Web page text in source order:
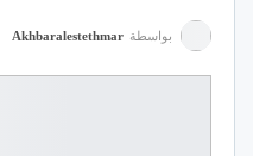
بواسطة Akhbaralestethmar